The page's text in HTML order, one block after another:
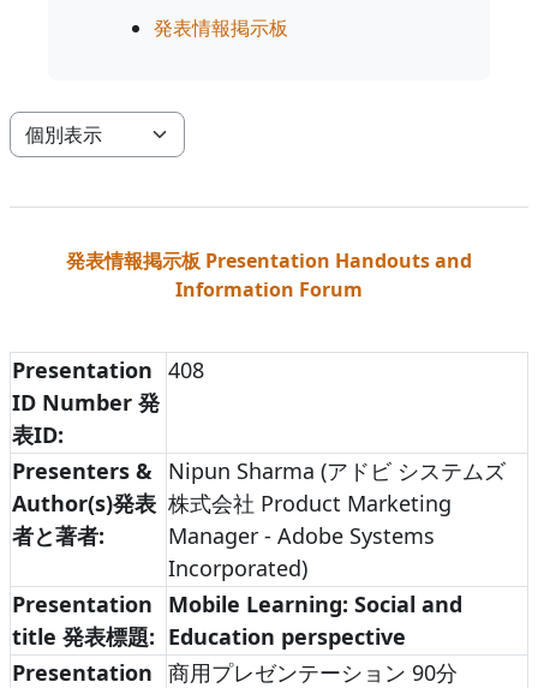
発表情報掲示板
モード3次ナビゲーションを表示する
発表情報掲示板 Presentation Handouts and
Information Forum
Presentation
ID Number 発
表ID:
408
Presenters &
Author(s)発表
者と著者:
Nipun Sharma (アドビ システムズ
株式会社 Product Marketing
Manager - Adobe Systems
Incorporated)
Presentation
title 発表標題:
Mobile Learning: Social and
Education perspective
Presentation 商用プレゼンテーション 90分